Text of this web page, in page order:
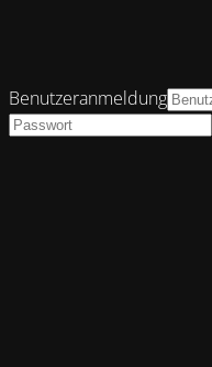
Benutzeranmeldung